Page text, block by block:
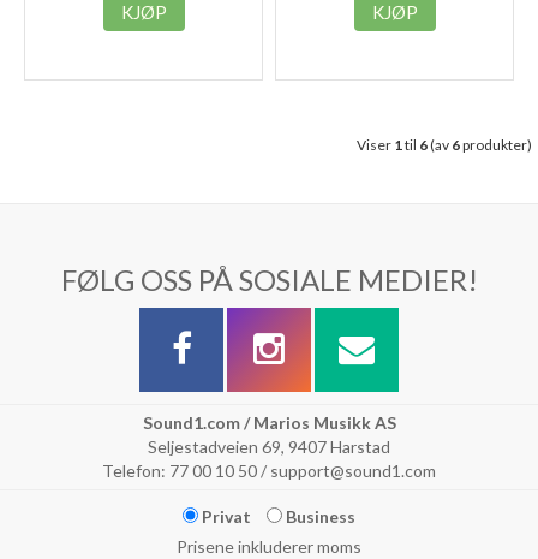
KJØP KJØP
Viser 1til 6(av 6produkter)
FØLG OSS PÅ SOSIALE MEDIER!
Sound1.com / Marios Musikk AS
Seljestadveien 69, 9407 Harstad
Telefon: 77 00 10 50 / support@sound1.com
Privat
Business
Prisene inkluderer moms